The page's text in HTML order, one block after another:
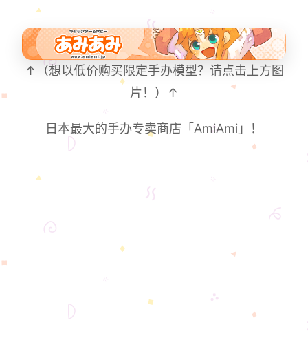
↑（想以低价购买限定手办模型？请点击上方图
片！）↑
日本最大的手办专卖商店「AmiAmi」！